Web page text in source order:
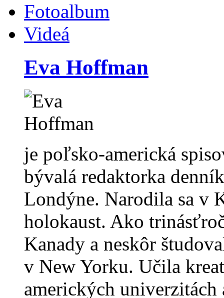
Fotoalbum
Videá
Eva Hoffman
je poľsko-americká
bývalá redaktorka
Londýne. Narodila sa v
holokaust. Ako
Kanady a neskôr
v New Yorku. Učila
amerických univerzitách